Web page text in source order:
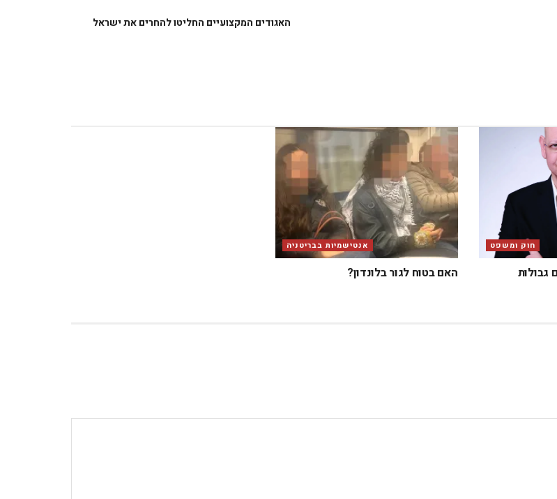
האגודים המקצועיים החליטו להחרים את ישראל
חוק ומשפט
גבולות
אנטישמיות בבריטניה
האם בטוח לגור בלונדון?